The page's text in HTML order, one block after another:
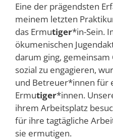
Eine der prägendsten
meinem letzten
das Ermutiger*in-Sein.
ökumenischen
darum ging, gemeinsam
sozial zu engagieren,
und Betreuer*innen für
Ermutiger*innen.
ihrem Arbeitsplatz
für ihre tagtägliche
sie ermutigen.